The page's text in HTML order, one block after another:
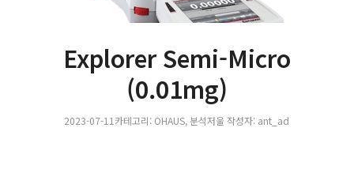
Explorer Semi-Micro
(0.01mg)
2023-07-11 카테고리: OHAUS,분석저울 작성자: ant_ad